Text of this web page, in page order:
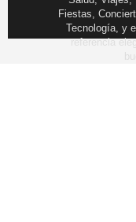
Fiestas,
Tecnología, y
referencia